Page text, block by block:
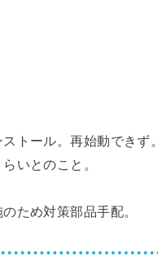
トール。再始動できず。
いとのこと。
ため対策部品手配。